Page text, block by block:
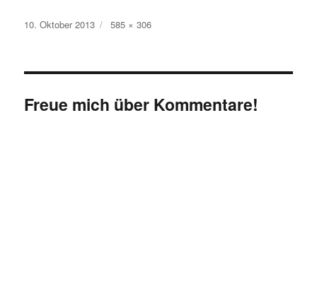
Veröffentlicht
10. Oktober 2013 Originalgröße
585 × 306
Freue mich über Kommentare!